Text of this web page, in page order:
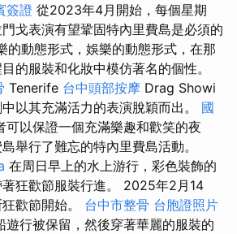
簽證 從2023年4月開始，每個星期
戈表演有望鞏固特內里費島是必須的
的動態形式，娛樂的動態形式，在那
的服裝和化妝中模仿著名的個性。
Tenerife 台中頭部按摩 Drag Showi
以其充滿活力的表演脫穎而出。 國
可以保證一個充滿樂趣和歡笑的夜
舉行了難忘的特內里費島活動。
在周日早上的水上游行，彩色裝飾的
狂歡節服裝行進。 2025年2月14
歡節開始。 台中市整骨 台胞證照片
遊行被保留，然後穿著華麗的服裝的